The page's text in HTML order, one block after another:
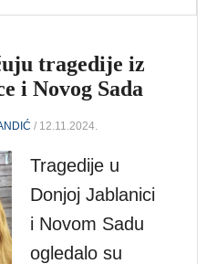
tragedije iz
i Novog Sada
/ 12.11.2024.
Tragedije u
Donjoj Jablanici
i Novom Sadu
ogledalo su